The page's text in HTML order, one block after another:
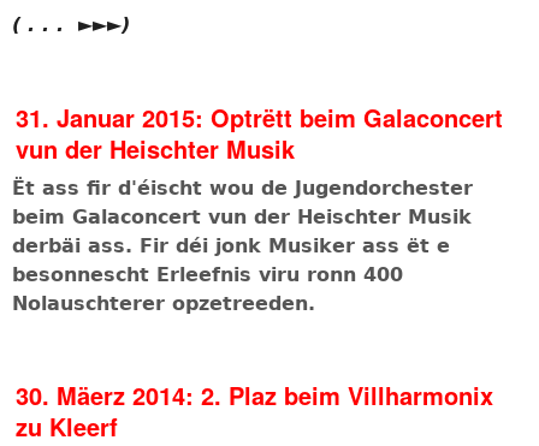
( . . . ►►►)
31. Januar 2015: Optrëtt beim Galaconcert
vun der Heischter Musik
Ët ass fir d'éischt wou de Jugendorchester
beim Galaconcert vun der Heischter Musik
derbäi ass. Fir déi jonk Musiker ass ët e
besonnescht Erleefnis viru ronn 400
Nolauschterer opzetreeden.
30. Mäerz 2014: 2. Plaz beim Villharmonix
zu Kleerf